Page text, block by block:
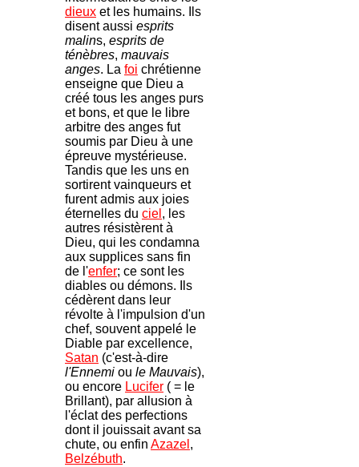
dieux et les humains. Ils
disent aussi esprits
malins, esprits de
ténèbres, mauvais
anges. La foi chrétienne
enseigne que Dieu a
créé tous les anges purs
et bons, et que le libre
arbitre des anges fut
soumis par Dieu à une
épreuve mystérieuse.
Tandis que les uns en
sortirent vainqueurs et
furent admis aux joies
éternelles du ciel , les
autres résistèrent à
Dieu, qui les condamna
aux supplices sans fin
de l'enfer; ce sont les
diables ou démons. Ils
cédèrent dans leur
révolte à l'impulsion d'un
chef, souvent appelé le
Diable par excellence,
Satan (c'est-à-dire
l'Ennemi ou le Mauvais),
ou encore Lucifer ( = le
Brillant), par allusion à
l'éclat des perfections
dont il jouissait avant sa
chute, ou enfin Azazel ,
Belzébuth.